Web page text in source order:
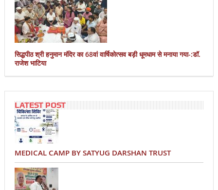
सिद्धपीठ श्री हनुमान मंदिर का 68वां वार्षिकोत्सव बड़ी धूमधाम से मनाया गया-:डॉ.
राजेश भाटिया
LATEST POST
MEDICAL CAMP BY SATYUG DARSHAN TRUST